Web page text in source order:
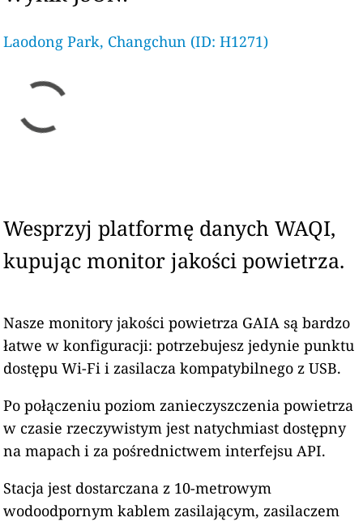
Laodong Park, Changchun (ID: H1271)
Wesprzyj platformę danych WAQI,
kupując monitor jakości powietrza.
Nasze monitory jakości powietrza GAIA są bardzo
łatwe w konfiguracji: potrzebujesz jedynie punktu
dostępu Wi-Fi i zasilacza kompatybilnego z USB.
Po połączeniu poziom zanieczyszczenia powietrza
w czasie rzeczywistym jest natychmiast dostępny
na mapach i za pośrednictwem interfejsu API.
Stacja jest dostarczana z 10-metrowym
wodoodpornym kablem zasilającym, zasilaczem